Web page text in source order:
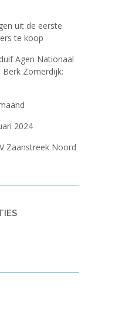
uit de eerste
te koop
Agen Nationaal
Berk Zomerdijk:
2024
Zaanstreek Noord